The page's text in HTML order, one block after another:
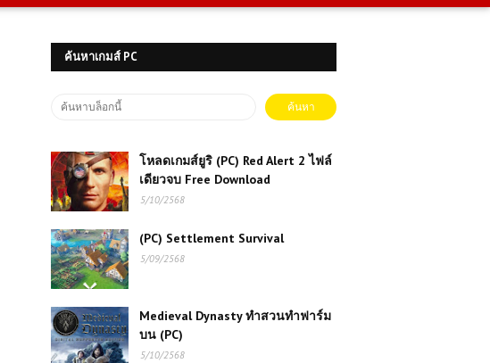
ค้นหาเกมส์ PC
โหลดเกมส์ยูริ (PC) Red Alert 2 ไฟล์
เดียวจบ Free Download
5/10/2568
(PC) Settlement Survival
5/09/2568
Medieval Dynasty ทำสวนทำฟาร์ม
บน (PC)
5/10/2568